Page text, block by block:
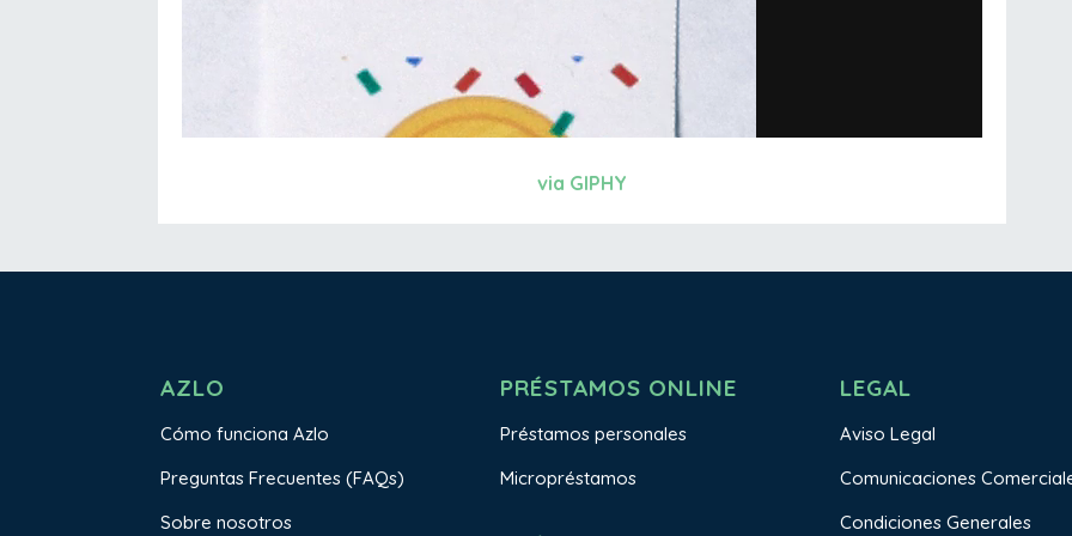
via GIPHY
AZLO
Cómo funciona Azlo
Preguntas Frecuentes (FAQs)
Sobre nosotros
PRÉSTAMOS ONLINE
Préstamos personales
Micropréstamos
LEGAL
Aviso Legal
Comunicaciones
Condiciones Generales